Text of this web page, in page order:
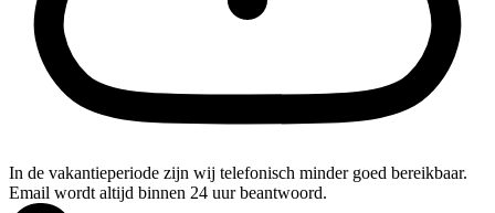
In de vakantieperiode zijn wij telefonisch minder goed bereikbaar.
Email wordt altijd binnen 24 uur beantwoord.